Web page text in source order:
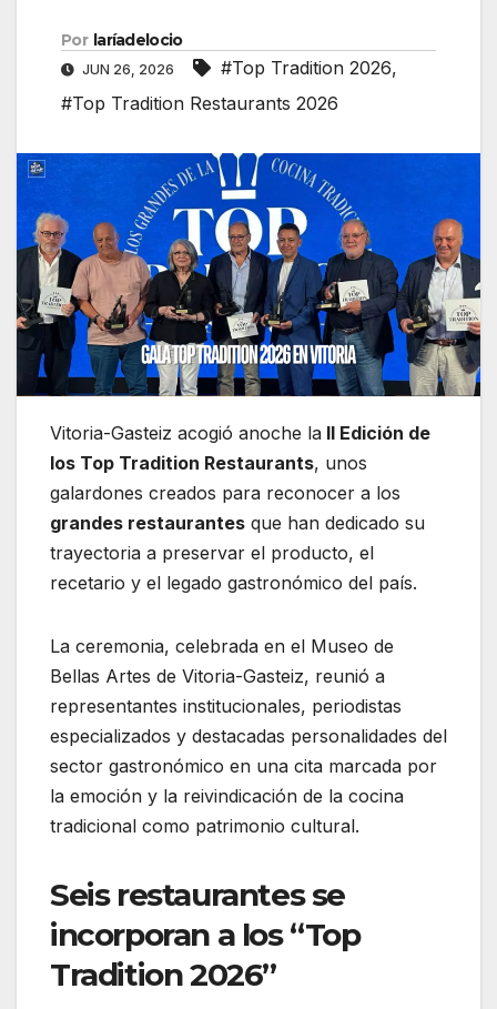
Por laríadelocio
JUN 26, 2026 #Top Tradition 2026,
#Top Tradition Restaurants 2026
Vitoria-Gasteiz acogió anoche la II Edición de
los Top Tradition Restaurants, unos
galardones creados para reconocer a los
grandes restaurantes que han dedicado su
trayectoria a preservar el producto, el
recetario y el legado gastronómico del país.
La ceremonia, celebrada en el Museo de
Bellas Artes de Vitoria-Gasteiz, reunió a
representantes institucionales, periodistas
especializados y destacadas personalidades del
sector gastronómico en una cita marcada por
la emoción y la reivindicación de la cocina
tradicional como patrimonio cultural.
Seis restaurantes se
incorporan a los “Top
Tradition 2026”